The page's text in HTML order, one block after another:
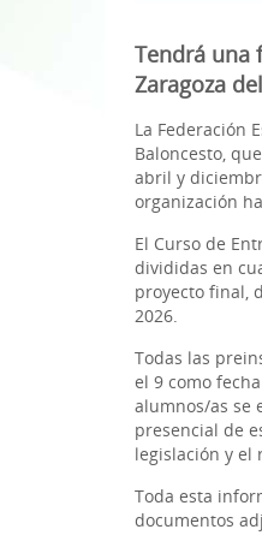
Tendrá una
Zaragoza
La Federación
Baloncesto,
abril y
organización
El Curso de
divididas en
proyecto final,
2026.
Todas las
el 9 como
alumnos/as se
presencial de
legislación y el
Toda esta
documentos